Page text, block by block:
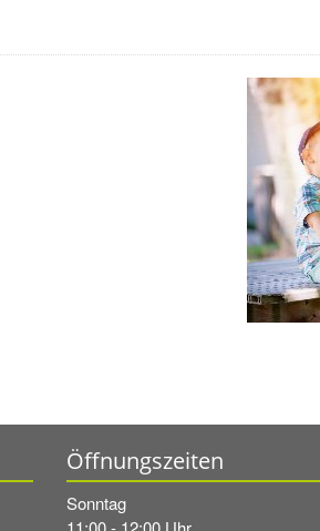
Öffnungszeiten
Sonntag